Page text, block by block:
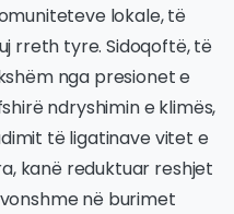
lokale, të
rreth tyre. Sidoqoftë, të
nga presionet e
ndryshimin e klimës,
të ligatinave vitet e
kanë reduktuar reshjet
në burimet